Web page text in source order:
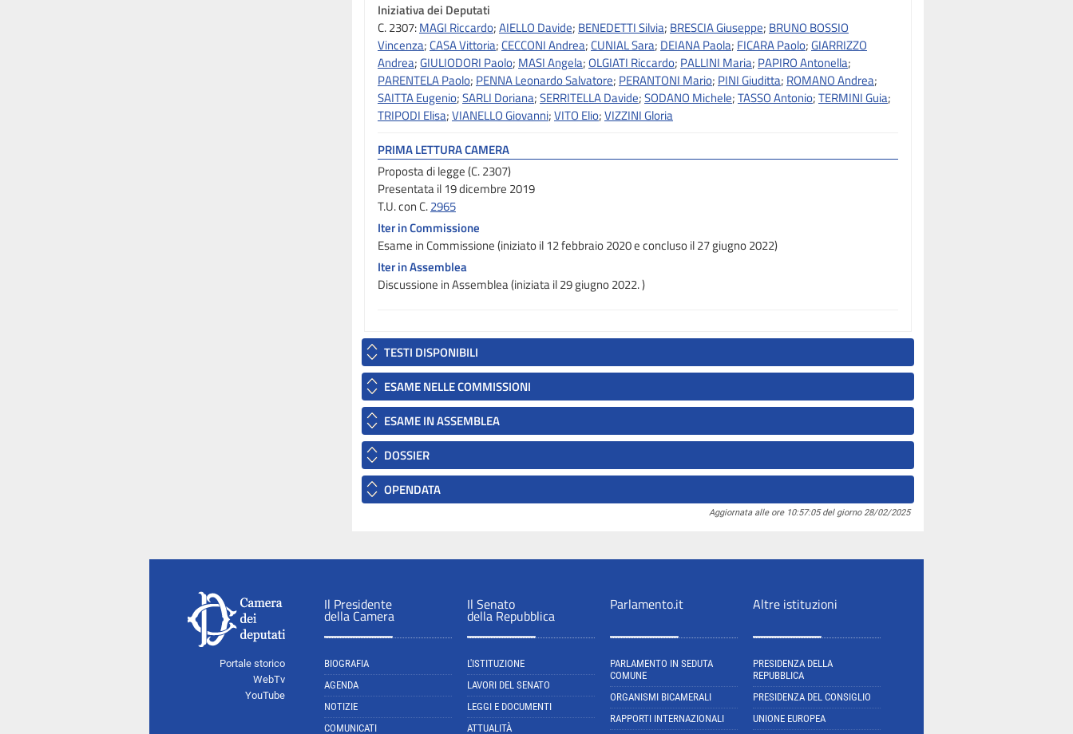
Iniziativa dei Deputati
C. 2307:MAGI Riccardo;AIELLO Davide; BENEDETTI Silvia; BRESCIA Giuseppe; BRUNO BOSSIO
Vincenza; CASA Vittoria; CECCONI Andrea; CUNIAL Sara; DEIANA Paola; FICARA Paolo;GIARRIZZO
Andrea;GIULIODORI Paolo; MASI Angela;OLGIATI Riccardo; PALLINI Maria; PAPIRO Antonella;
PARENTELA Paolo; PENNA Leonardo Salvatore; PERANTONI Mario; PINI Giuditta; ROMANO Andrea;
SAITTA Eugenio;SARLI Doriana;SERRITELLA Davide;SODANO Michele;TASSO Antonio;TERMINI Guia;
TRIPODI Elisa;VIANELLO Giovanni;VITO Elio;VIZZINI Gloria
PRIMA LETTURA CAMERA
Proposta di legge (C. 2307)
Presentata il 19 dicembre 2019
T.U. con C.2965
Iter in Commissione
Esame in Commissione (iniziato il 12 febbraio 2020 e concluso il 27 giugno 2022)
Iter in Assemblea
Discussione in Assemblea (iniziata il 29 giugno 2022. )
TESTI DISPONIBILI
ESAME NELLE COMMISSIONI
ESAME IN ASSEMBLEA
DOSSIER
OPENDATA
Aggiornata alle ore 10:57:05 del giorno 28/02/2025
Portale storico
WebTv
YouTube
Il Presidente
della Camera
BIOGRAFIA
AGENDA
NOTIZIE
COMUNICATI
Il Senato
della Repubblica
L'ISTITUZIONE
LAVORI DEL SENATO
LEGGI E DOCUMENTI
ATTUALITÀ
Parlamento.it
PARLAMENTO IN SEDUTA
COMUNE
ORGANISMI BICAMERALI
RAPPORTI INTERNAZIONALI
Altre istituzioni
PRESIDENZA DELLA
REPUBBLICA
PRESIDENZA DEL CONSIGLIO
UNIONE EUROPEA